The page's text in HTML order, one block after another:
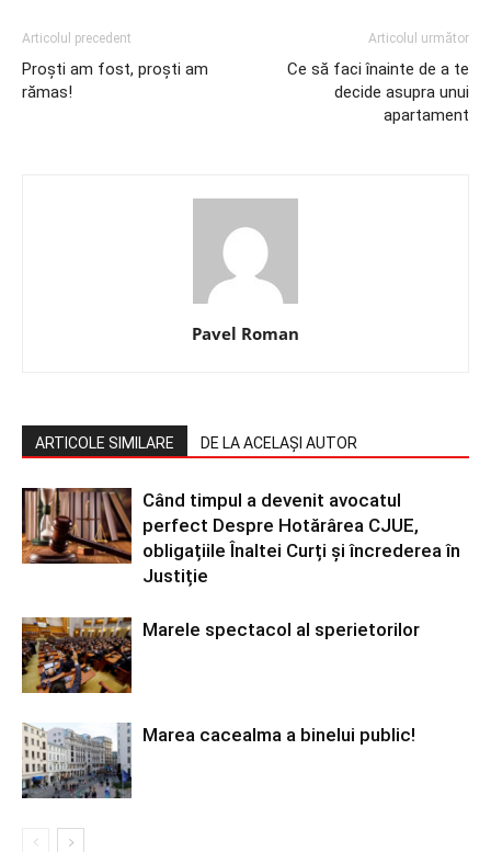
Articolul precedent
Proști am fost, proști am
rămas!
Articolul următor
Ce să faci înainte de a te
decide asupra unui
apartament
Pavel Roman
ARTICOLE SIMILARE DE LA ACELAȘI AUTOR
Când timpul a devenit avocatul
perfect Despre Hotărârea CJUE,
obligațiile Înaltei Curți și încrederea în
Justiție
Marele spectacol al sperietorilor
Marea cacealma a binelui public!